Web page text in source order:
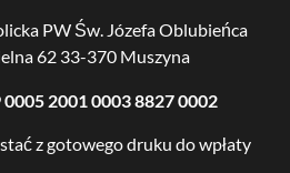
PW Św. Józefa Oblubieńca
62 33-370 Muszyna
2001 0003 8827 0002
z gotowego druku do wpłaty